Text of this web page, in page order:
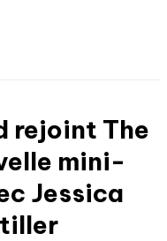
rejoint The
mini-
Jessica